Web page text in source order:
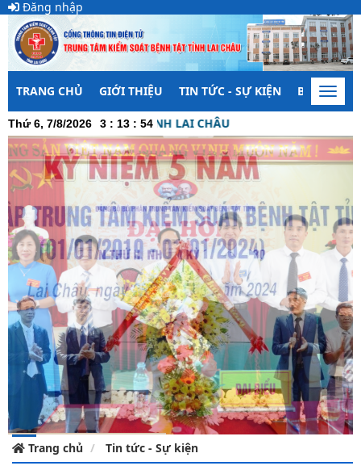
Đăng nhập
TRANG CHỦ GIỚI THIỆU TIN TỨC - SỰ KIỆN BẢO VỆ
Thứ 6, 7/8/2026 3 : 13 : 54
SOÁT BỆNH TẬT TỈNH LAI CHÂU
Trang chủ Tin tức - Sự kiện